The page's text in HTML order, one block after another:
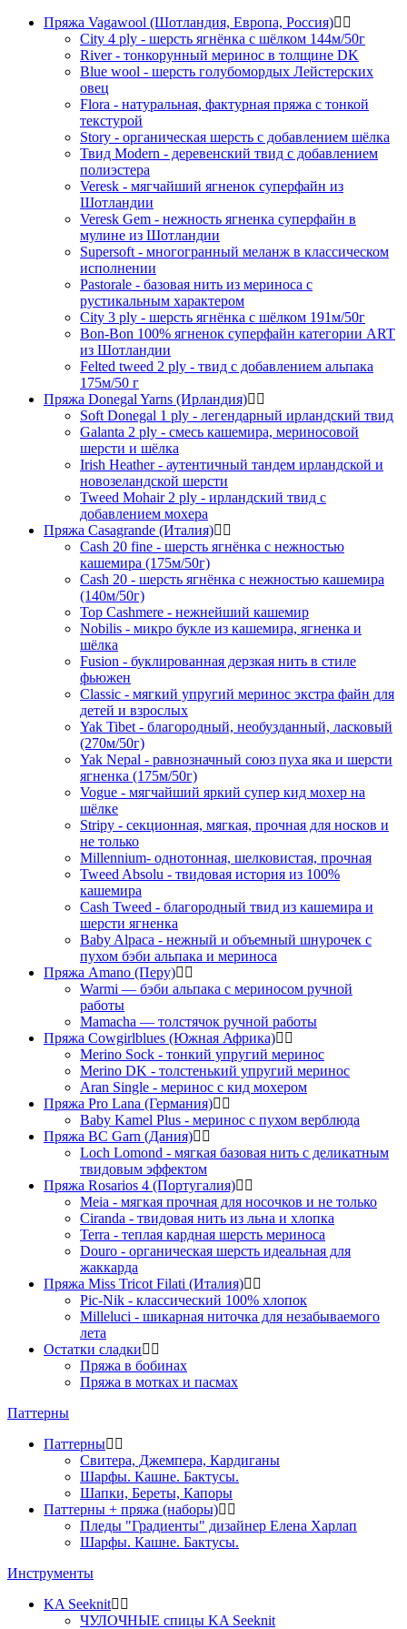
Пряжа Vagawool (Шотландия, Европа, Россия)
City 4 ply - шерсть ягнёнка с шёлком 144м/50г
River - тонкорунный меринос в толщине DK
Blue wool - шерсть голубомордых Лейстерских
овец
Flora - натуральная, фактурная пряжа с тонкой
текстурой
Story - органическая шерсть с добавлением шёлка
Твид Modern - деревенский твид с добавлением
полиэстера
Veresk - мягчайший ягненок суперфайн из
Шотландии
Veresk Gem - нежность ягненка суперфайн в
мулине из Шотландии
Supersoft - многогранный меланж в классическом
исполнении
Pastorale - базовая нить из мериноса с
рустикальным характером
City 3 ply - шерсть ягнёнка с шёлком 191м/50г
Bon-Bon 100% ягненок суперфайн категории ART
из Шотландии
Felted tweed 2 ply - твид с добавлением альпака
175м/50 г
Пряжа Donegal Yarns (Ирландия)
Soft Donegal 1 ply - легендарный ирландский твид
Galanta 2 ply - смесь кашемира, мериносовой
шерсти и шёлка
Irish Heather - аутентичный тандем ирландской и
новозеландской шерсти
Tweed Mohair 2 ply - ирландский твид с
добавлением мохера
Пряжа Casagrande (Италия)
Cash 20 fine - шерсть ягнёнка с нежностью
кашемира (175м/50г)
Cash 20 - шерсть ягнёнка с нежностью кашемира
(140м/50г)
Top Cashmere - нежнейший кашемир
Nobilis - микро букле из кашемира, ягненка и
шёлка
Fusion - буклированная дерзкая нить в стиле
фьюжен
Classic - мягкий упругий меринос экстра файн для
детей и взрослых
Yak Tibet - благородный, необузданный, ласковый
(270м/50г)
Yak Nepal - равнозначный союз пуха яка и шерсти
ягненка (175м/50г)
Vogue - мягчайший яркий супер кид мохер на
шёлке
Stripy - секционная, мягкая, прочная для носков и
не только
Millennium- однотонная, шелковистая, прочная
Tweed Absolu - твидовая история из 100%
кашемира
Cash Tweed - благородный твид из кашемира и
шерсти ягненка
Baby Alpaca - нежный и объемный шнурочек с
пухом бэби альпака и мериноса
Пряжа Amano (Перу)
Warmi — бэби альпака с мериносом ручной
работы
Mamacha — толстячок ручной работы
Пряжа Cowgirlblues (Южная Африка)
Merino Sock - тонкий упругий меринос
Merino DK - толстенький упругий меринос
Aran Single - меринос с кид мохером
Пряжа Pro Lana (Германия)
Baby Kamel Plus - меринос с пухом верблюда
Пряжа BC Garn (Дания)
Loch Lomond - мягкая базовая нить с деликатным
твидовым эффектом
Пряжа Rosarios 4 (Португалия)
Meia - мягкая прочная для носочков и не только
Ciranda - твидовая нить из льна и хлопка
Terra - теплая кардная шерсть мериноса
Douro - органическая шерсть идеальная для
жаккарда
Пряжа Miss Tricot Filati (Италия)
Pic-Nik - классический 100% хлопок
Milleluci - шикарная ниточка для незабываемого
лета
Остатки сладки
Пряжа в бобинах
Пряжа в мотках и пасмах
Паттерны
Паттерны
Свитера, Джемпера, Кардиганы
Шарфы. Кашне. Бактусы.
Шапки, Береты, Капоры
Паттерны + пряжа (наборы)
Пледы "Градиенты" дизайнер Елена Харлап
Шарфы. Кашне. Бактусы.
Инструменты
KA Seeknit
ЧУЛОЧНЫЕ спицы KA Seeknit